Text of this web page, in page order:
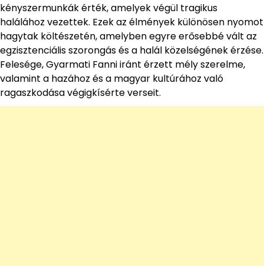
kényszermunkák érték, amelyek végül tragikus
halálához vezettek. Ezek az élmények különösen nyomot
hagytak költészetén, amelyben egyre erősebbé vált az
egzisztenciális szorongás és a halál közelségének érzése.
Felesége, Gyarmati Fanni iránt érzett mély szerelme,
valamint a hazához és a magyar kultúrához való
ragaszkodása végigkísérte verseit.